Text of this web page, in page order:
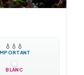
💧 💧 💧
IMPORTANT
BLANC